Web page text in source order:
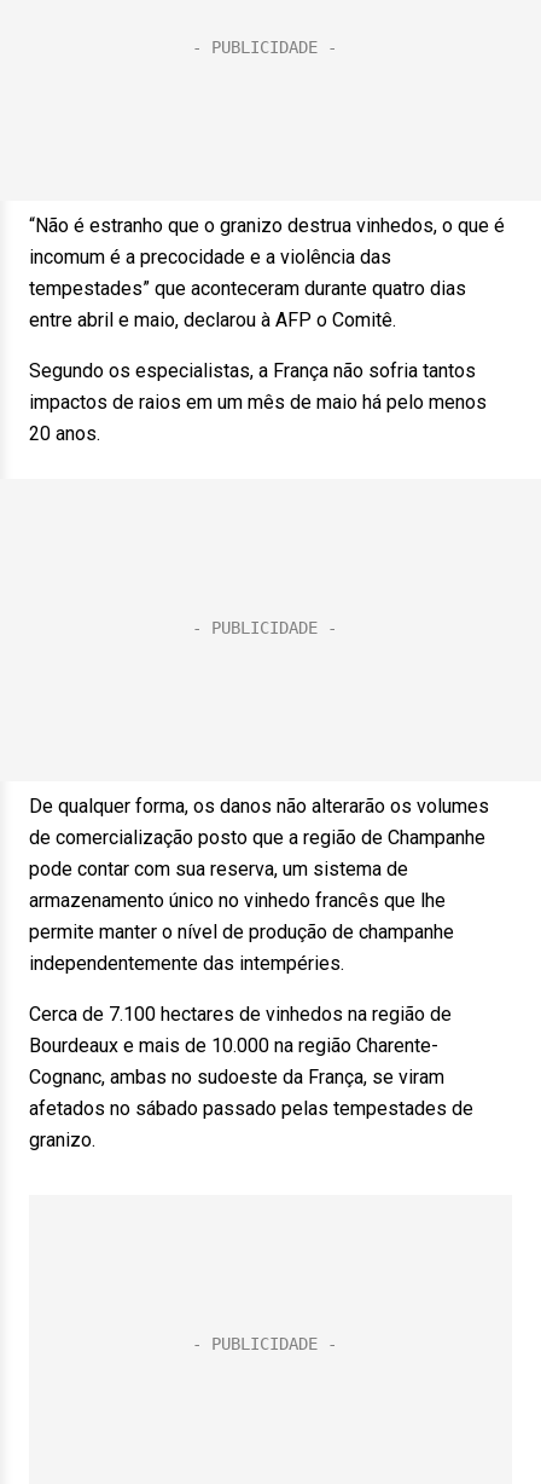
“Não é estranho que o granizo destrua vinhedos, o que é
incomum é a precocidade e a violência das
tempestades” que aconteceram durante quatro dias
entre abril e maio, declarou à AFP o Comitê.
Segundo os especialistas, a França não sofria tantos
impactos de raios em um mês de maio há pelo menos
20 anos.
De qualquer forma, os danos não alterarão os volumes
de comercialização posto que a região de Champanhe
pode contar com sua reserva, um sistema de
armazenamento único no vinhedo francês que lhe
permite manter o nível de produção de champanhe
independentemente das intempéries.
Cerca de 7.100 hectares de vinhedos na região de
Bourdeaux e mais de 10.000 na região Charente-
Cognanc, ambas no sudoeste da França, se viram
afetados no sábado passado pelas tempestades de
granizo.